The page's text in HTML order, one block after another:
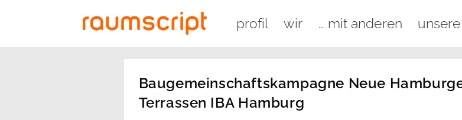
profil wir … mit anderen
Baugemeinschaftskampagne Neue
Terrassen IBA Hamburg